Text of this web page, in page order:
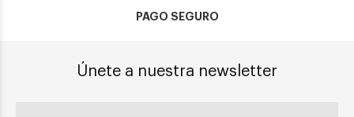
PAGO SEGURO
Únete a nuestra newsletter